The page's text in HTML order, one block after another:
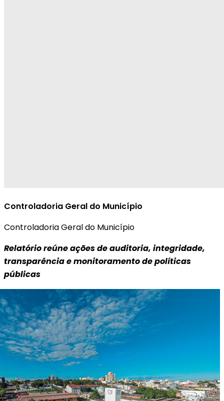
Controladoria Geral do Município
Controladoria Geral do Município
Relatório reúne ações de auditoria, integridade,
transparência e monitoramento de políticas
públicas